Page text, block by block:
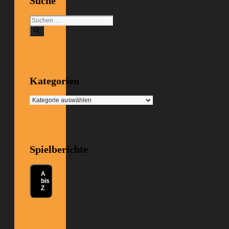
Suchen
nach:
Kategorien
Kategorien
Spielberichte
A
bis
Z